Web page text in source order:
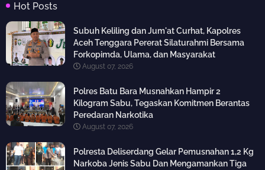
Hot Posts
Subuh Keliling dan Jum'at Curhat, Kapolres
Aceh Tenggara Pererat Silaturahmi Bersama
Forkopimda, Ulama, dan Masyarakat
August 07, 2026
Polres Batu Bara Musnahkan Hampir 2
Kilogram Sabu, Tegaskan Komitmen Berantas
Peredaran Narkotika
August 07, 2026
Polresta Deliserdang Gelar Pemusnahan 1,2 Kg
Narkoba Jenis Sabu Dan Mengamankan Tiga